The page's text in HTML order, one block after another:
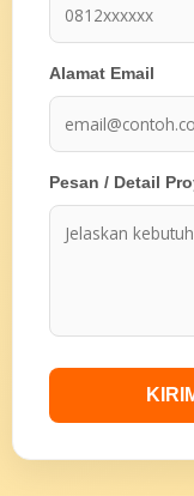
Alamat Email
Pesan / Detail